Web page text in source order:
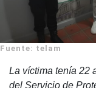
Fuente: telam
La víctima tenía 22
del Servicio de